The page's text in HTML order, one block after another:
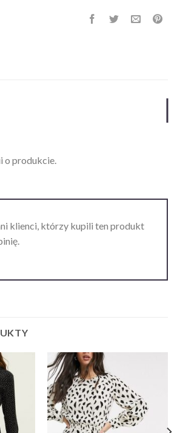
o produkcie.
klienci, którzy kupili ten produkt